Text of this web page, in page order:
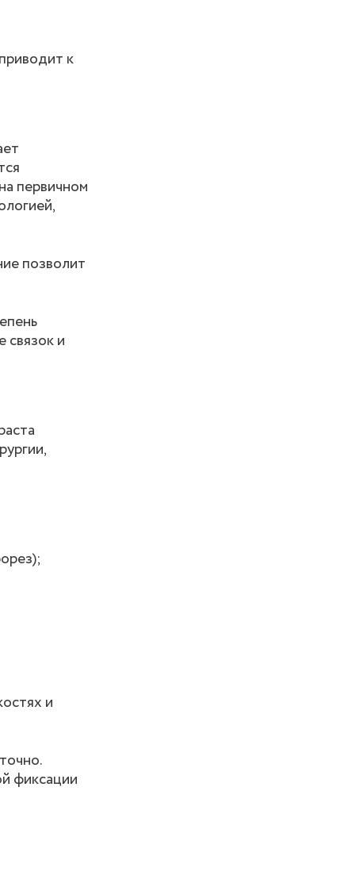
к
первичном
позволит
связок и
и
фиксации